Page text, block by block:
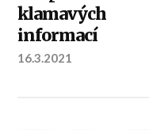
klamavých
informací
16.3.2021